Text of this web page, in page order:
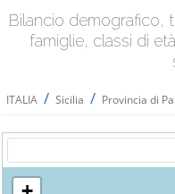
Bilancio demografico,
famiglie, classi di
ITALIA / Sicilia / Provincia di